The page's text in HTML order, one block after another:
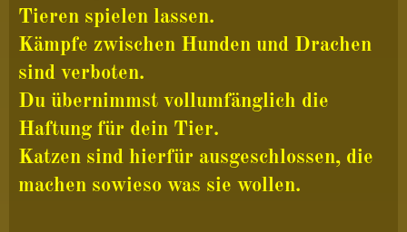
Tieren spielen lassen.
Kämpfe zwischen Hunden und Drachen
sind verboten.
Du übernimmst vollumfänglich die
Haftung für dein Tier.
Katzen sind hierfür ausgeschlossen, die
machen sowieso was sie wollen.